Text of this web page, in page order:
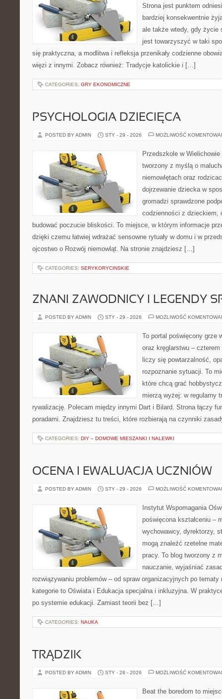
Strona jest punktem
bardziej konsekwentnie
ale także wtedy, gdy życie
jest towarzyszyć w taki
się praktyczna, a modlitwa i refleksja przenikały codzienne
więzi z innymi. Zobacz również: Tradycje katolickie i […]
CATEGORIES: GRY EKONOMICZNE
PSYCHOLOGIA DZIECIĘCA
POSTED BY ADMIN STY - 29 - 2026 MOŻLIWOŚĆ
Przedszkole w
tworzony z myślą o
niemowlętach oraz
dojrzewanie dziecka w
gromadzi sprawdzone
codzienności z dzieckiem,
budować poczucie bliskości. To miejsce, w którym informacje
dzięki czemu łatwiej wdrażać sensowne rytuały w domu i w
ojcostwo o Rozwój niemowląt. Na stronie znajdziesz […]
CATEGORIES: SERYKORYCINSKIE
ZNANI ZAWODNICY I LEGENDY
POSTED BY ADMIN STY - 29 - 2026 MOŻLIWOŚĆ
To portal poświęcony grze
oraz kręglarstwu –
liczy się powtarzalność,
rozpoznanie sytuacji. To
które chcą grać
mierzą wyżej: w regularny
rywalizację. Polecam między innymi Dart i Bilard. Strona łączy
poradami. Znajdziesz tu treści, które rozbierają na czynniki
CATEGORIES: DIY – DOMOWE MIESZANKI I NALEWKI
OCENA I EWALUACJA UCZNIÓW
POSTED BY ADMIN STY - 29 - 2026 MOŻLIWOŚĆ
Instytut Wspomagania
poświęcona kształceniu –
wychowawcy, dyrektorzy,
mogą znaleźć rzetelne
pracy. To blog tworzony z
nauczanie, wyjaśniać
rozwiązywaniu problemów – od spraw organizacyjnych po tematy
kategorie to Oświata i Edukacja specjalna i inkluzyjna. W
po systemie edukacji. Zamiast teorii bez […]
CATEGORIES: NAUKA
TRĄDZIK
POSTED BY ADMIN STY - 28 - 2026 MOŻLIWOŚĆ
Beat the boredom to